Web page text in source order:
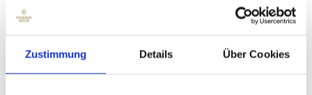
Zustimmung Details Über Cookies
à ses clients ou patients ces purs produits à base de plantes
médicinales et rajeunissantes - sacred plants.